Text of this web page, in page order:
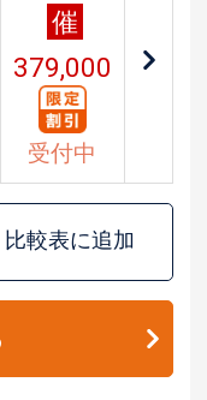
催
379,000
円
受付中
比較表に追加